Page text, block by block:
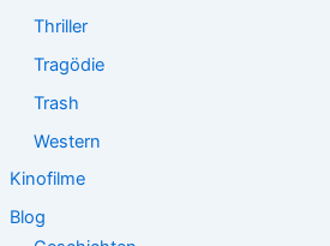
Thriller
Tragödie
Trash
Western
Kinofilme
Blog